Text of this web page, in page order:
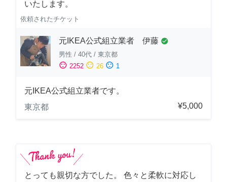
いたします。
依頼されたチケット
元IKEA公式組立業者 伊藤 check_circle
男性 / 40代 / 東京都
sentiment_satisfied 2252 sentiment_neutral 26 sentiment_dissatisfied 1
元IKEA公式組立業者です。
東京都
¥5,000
とっても親切な方でした。 色々と柔軟に対応し